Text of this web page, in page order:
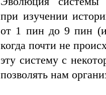
при изучении
от 1 пин до 9 пин
когда почти не
эту систему с
позволять нам